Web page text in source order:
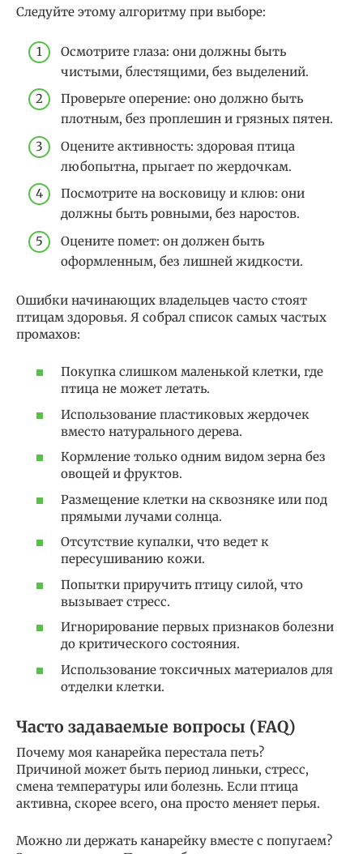
Следуйте этому алгоритму при выборе:
Осмотрите глаза: они должны быть
чистыми, блестящими, без выделений.
Проверьте оперение: оно должно быть
плотным, без проплешин и грязных пятен.
Оцените активность: здоровая птица
любопытна, прыгает по жердочкам.
Посмотрите на восковицу и клюв: они
должны быть ровными, без наростов.
Оцените помет: он должен быть
оформленным, без лишней жидкости.
Ошибки начинающих владельцев часто стоят
птицам здоровья. Я собрал список самых частых
промахов:
Покупка слишком маленькой клетки, где
птица не может летать.
Использование пластиковых жердочек
вместо натурального дерева.
Кормление только одним видом зерна без
овощей и фруктов.
Размещение клетки на сквозняке или под
прямыми лучами солнца.
Отсутствие купалки, что ведет к
пересушиванию кожи.
Попытки приручить птицу силой, что
вызывает стресс.
Игнорирование первых признаков болезни
до критического состояния.
Использование токсичных материалов для
отделки клетки.
Часто задаваемые вопросы (FAQ)
Почему моя канарейка перестала петь?
Причиной может быть период линьки, стресс,
смена температуры или болезнь. Если птица
активна, скорее всего, она просто меняет перья.
Можно ли держать канарейку вместе с попугаем?